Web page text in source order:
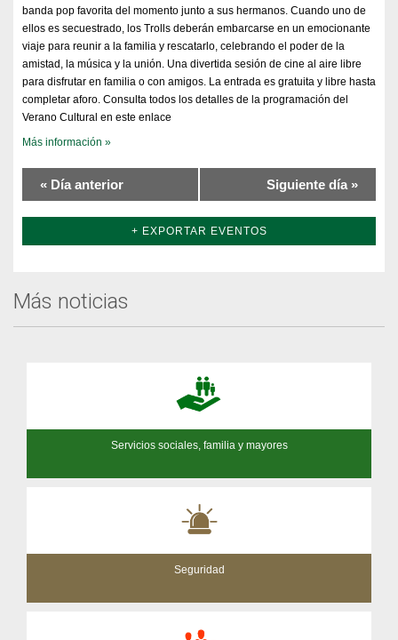
banda pop favorita del momento junto a sus hermanos. Cuando uno de
ellos es secuestrado, los Trolls deberán embarcarse en un emocionante
viaje para reunir a la familia y rescatarlo, celebrando el poder de la
amistad, la música y la unión. Una divertida sesión de cine al aire libre
para disfrutar en familia o con amigos. La entrada es gratuita y libre hasta
completar aforo. Consulta todos los detalles de la programación del
Verano Cultural en este enlace
Más información »
« Día anterior Siguiente día »
+ EXPORTAR EVENTOS
Más noticias
Servicios sociales, familia y mayores
Seguridad